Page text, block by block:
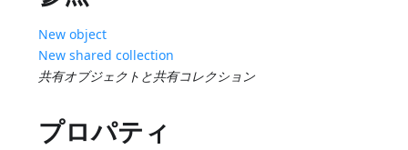
New object
New shared collection
共有オブジェクトと共有コレクション
プロパティ